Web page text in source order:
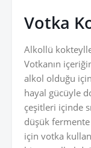
Votka
Alkollü
Votkanın
alkol olduğu
hayal gücüyle
çeşitleri içinde
düşük
için votka